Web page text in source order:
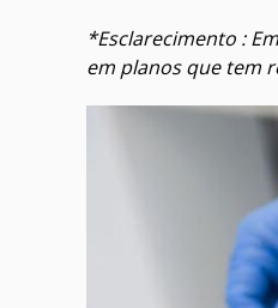
*Esclarecimento :
em planos que tem